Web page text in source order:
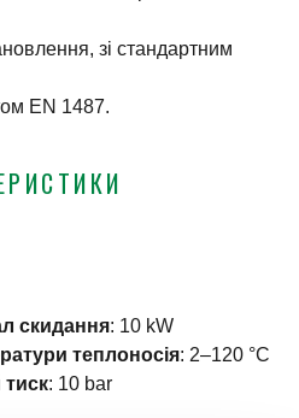
зі стандартним
EN 1487.
скидання: 10 kW
теплоносія: 2–120 °C
: 10 bar